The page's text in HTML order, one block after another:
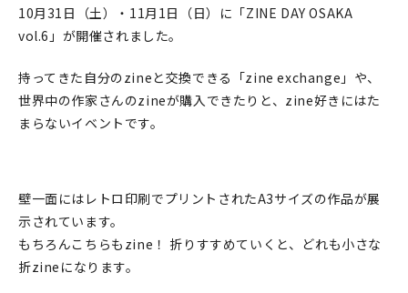
はんこ
台湾グッズ
おすすめ特集
10月31日（土）・11月1日（日）に「ZINE DAY OSAKA
vol.6」が開催されました。
持ってきた自分のzineと交換できる「zine exchange」や、
世界中の作家さんのzineが購入できたりと、zine好きにはた
まらないイベントです。
壁一面にはレトロ印刷でプリントされたA3サイズの作品が展
示されています。
もちろんこちらもzine！ 折りすすめていくと、どれも小さな
折zineになります。